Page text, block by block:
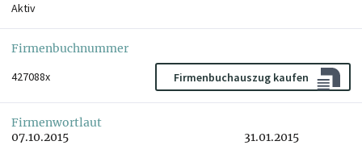
Aktiv
Firmenbuchnummer
427088x
Firmenbuchauszug kaufen
Firmenwortlaut
07.10.2015
31.01.2015